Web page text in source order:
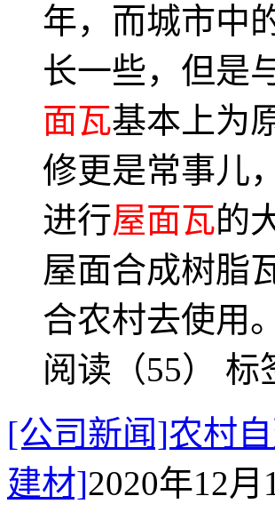
年，而城市中
长一些，但是
面瓦基本上为
修更是常事儿
进行屋面瓦的
屋面合成树脂
合农村去使用。
阅读（55） 标
[公司新闻]农村
建材]2020年12月